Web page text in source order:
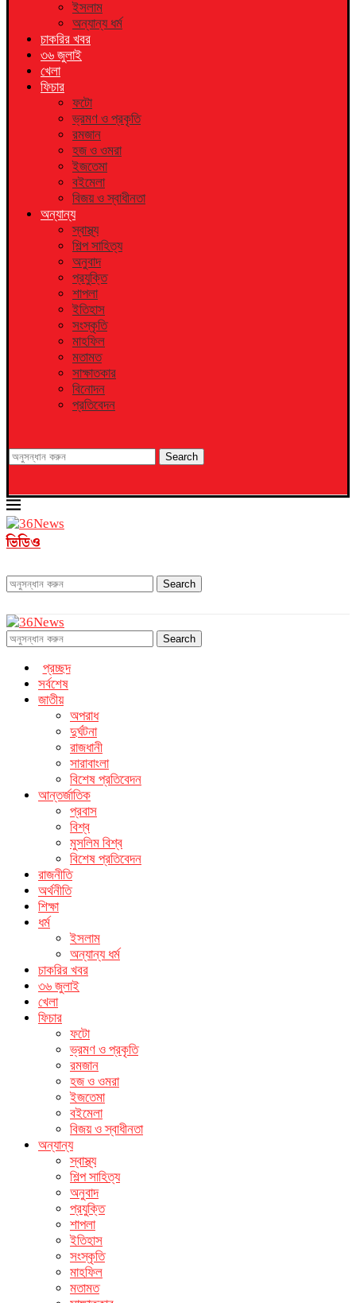
ইসলাম
অন্যান্য ধর্ম
চাকরির খবর
৩৬ জুলাই
খেলা
ফিচার
ফটো
ভ্রমণ ও প্রকৃতি
রমজান
হজ ও ওমরা
ইজতেমা
বইমেলা
বিজয় ও স্বাধীনতা
অন্যান্য
স্বাস্থ্য
শিল্প সাহিত্য
অনুবাদ
প্রযুক্তি
শাপলা
ইতিহাস
সংস্কৃতি
মাহফিল
মতামত
সাক্ষাতকার
বিনোদন
প্রতিবেদন
Search
ভিডিও
Search
Search
প্রচ্ছদ
সর্বশেষ
জাতীয়
অপরাধ
দুর্ঘটনা
রাজধানী
সারাবাংলা
বিশেষ প্রতিবেদন
আন্তর্জাতিক
প্রবাস
বিশ্ব
মুসলিম বিশ্ব
বিশেষ প্রতিবেদন
রাজনীতি
অর্থনীতি
শিক্ষা
ধর্ম
ইসলাম
অন্যান্য ধর্ম
চাকরির খবর
৩৬ জুলাই
খেলা
ফিচার
ফটো
ভ্রমণ ও প্রকৃতি
রমজান
হজ ও ওমরা
ইজতেমা
বইমেলা
বিজয় ও স্বাধীনতা
অন্যান্য
স্বাস্থ্য
শিল্প সাহিত্য
অনুবাদ
প্রযুক্তি
শাপলা
ইতিহাস
সংস্কৃতি
মাহফিল
মতামত